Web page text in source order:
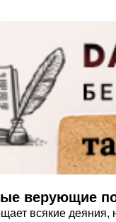
верующие
всякие деяния,